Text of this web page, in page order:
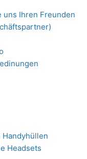
uns Ihren Freunden
Headsets